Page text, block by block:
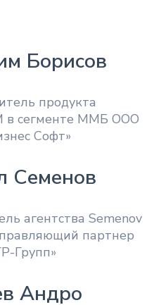
Борисов
продукта
в сегменте ММБ ООО
Софт»
Семенов
агентства Semenov
партнер
Групп»
Андро